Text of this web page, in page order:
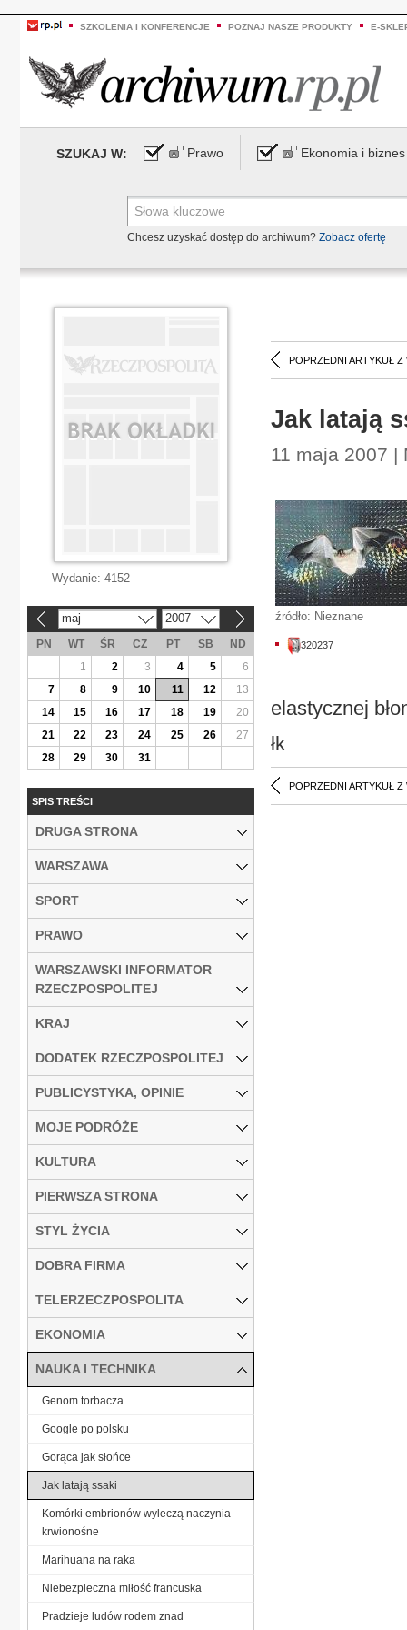
SZKOLENIA I KONFERENCJE POZNAJ NASZE PRODUKTY E-
SZUKAJ W: Prawo Ekonomia i biznes
Chcesz uzyskać dostęp do archiwum? Zobacz ofertę
POPRZEDNI ARTYKUŁ Z
Jak latają
11 maja 2007 |
źródło: Nieznane
320237
elastycznej
łk
POPRZEDNI ARTYKUŁ Z
Wydanie: 4152
maj 2007
PN WT ŚR CZ PT SB
ND
1
2 3 4 5
6
7
8 9 10 11 12
13
14
15 16 17 18 19
20
21
22 23 24 25 26
27
28
29 30 31
SPIS TREŚCI
DRUGA STRONA
WARSZAWA
SPORT
PRAWO
WARSZAWSKI INFORMATOR
RZECZPOSPOLITEJ
KRAJ
DODATEK RZECZPOSPOLITEJ
PUBLICYSTYKA, OPINIE
MOJE PODRÓŻE
KULTURA
PIERWSZA STRONA
STYL ŻYCIA
DOBRA FIRMA
TELERZECZPOSPOLITA
EKONOMIA
NAUKA I TECHNIKA
Genom torbacza
Google po polsku
Gorąca jak słońce
Jak latają ssaki
Komórki embrionów wyleczą naczynia
krwionośne
Marihuana na raka
Niebezpieczna miłość francuska
Pradzieje ludów rodem znad